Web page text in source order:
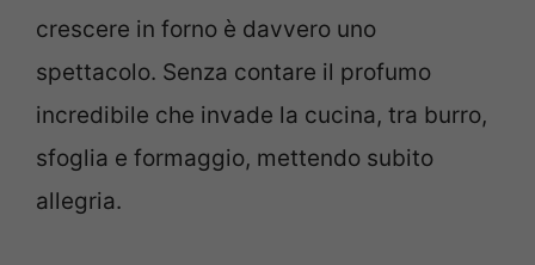
crescere in forno è davvero uno
spettacolo. Senza contare il profumo
incredibile che invade la cucina, tra burro,
sfoglia e formaggio, mettendo subito
allegria.